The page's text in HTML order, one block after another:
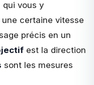
vous y
certaine vitesse
précis en un
est la direction
sont les mesures